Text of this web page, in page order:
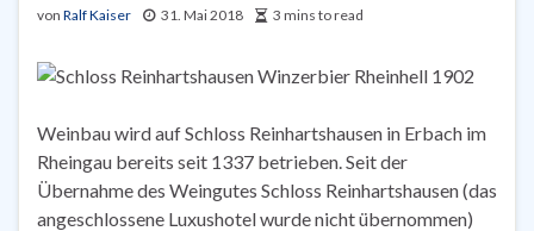
von Ralf Kaiser 31. Mai 2018 3 mins to read
Weinbau wird auf Schloss Reinhartshausen in Erbach im
Rheingau bereits seit 1337 betrieben. Seit der
Übernahme des Weingutes Schloss Reinhartshausen (das
angeschlossene Luxushotel wurde nicht übernommen)